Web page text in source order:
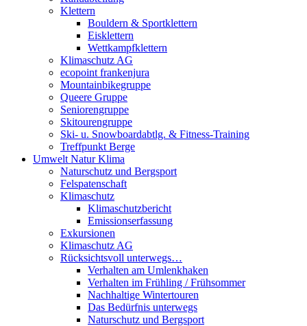
Klettern
Bouldern & Sportklettern
Eisklettern
Wettkampfklettern
Klimaschutz AG
ecopoint frankenjura
Mountainbikegruppe
Queere Gruppe
Seniorengruppe
Skitourengruppe
Ski- u. Snowboardabtlg. & Fitness-Training
Treffpunkt Berge
Umwelt Natur Klima
Naturschutz und Bergsport
Felspatenschaft
Klimaschutz
Klimaschutzbericht
Emissionserfassung
Exkursionen
Klimaschutz AG
Rücksichtsvoll unterwegs…
Verhalten am Umlenkhaken
Verhalten im Frühling / Frühsommer
Nachhaltige Wintertouren
Das Bedürfnis unterwegs
Naturschutz und Bergsport